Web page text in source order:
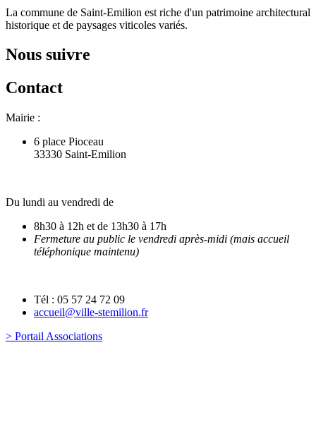
La commune de Saint-Emilion est riche d'un patrimoine architectural
historique et de paysages viticoles variés.
Nous suivre
Contact
Mairie :
6 place Pioceau
33330 Saint-Emilion
Du lundi au vendredi de
8h30 à 12h et de 13h30 à 17h
Fermeture au public le vendredi après-midi (mais accueil
téléphonique maintenu)
Tél : 05 57 24 72 09
accueil@ville-stemilion.fr
> Portail Associations